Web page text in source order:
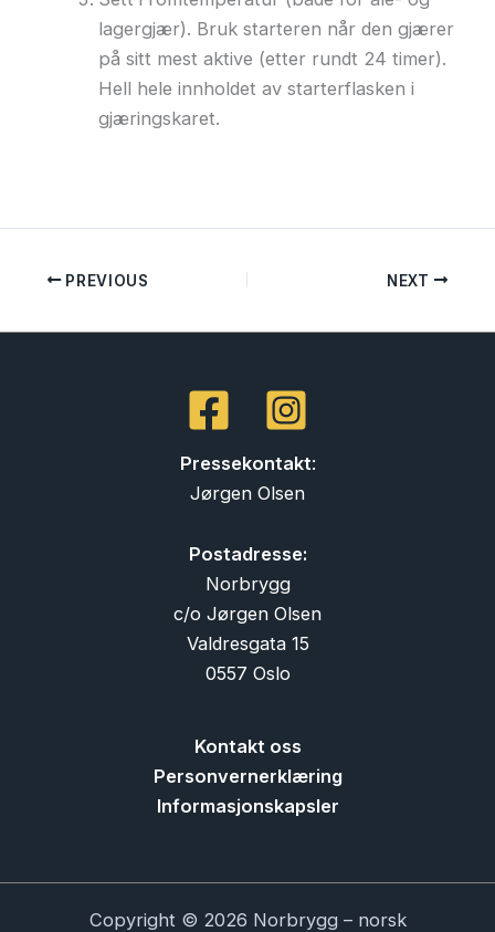
lagergjær). Bruk starteren når den gjærer
på sitt mest aktive (etter rundt 24 timer).
Hell hele innholdet av starterflasken i
gjæringskaret.
PREVIOUS NEXT
Pressekontakt:
Jørgen Olsen
Postadresse:
Norbrygg
c/o Jørgen Olsen
Valdresgata 15
0557 Oslo
Kontakt oss
Personvernerklæring
Informasjonskapsler
Copyright © 2026 Norbrygg – norsk